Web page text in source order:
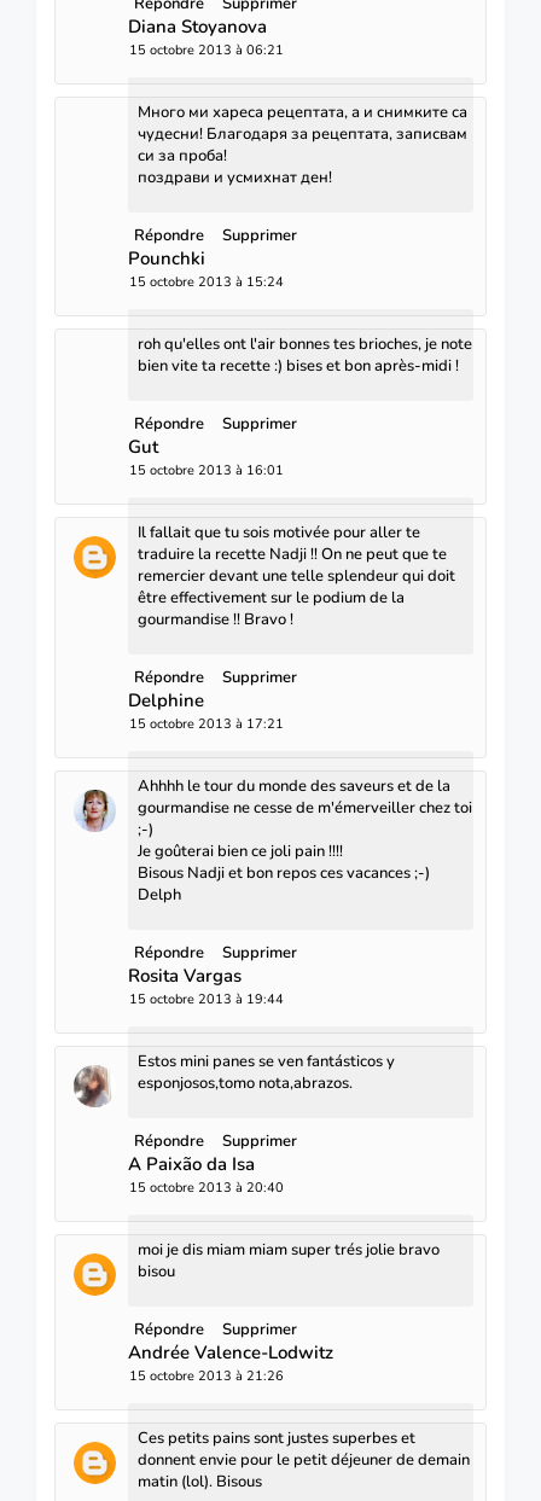
Diana Stoyanova
15 octobre 2013 à 06:21
Много ми хареса рецептата, а и снимките са
чудесни! Благодаря за рецептата, записвам
си за проба!
поздрави и усмихнат ден!
Répondre Supprimer
Pounchki
15 octobre 2013 à 15:24
roh qu'elles ont l'air bonnes tes brioches, je note
bien vite ta recette :) bises et bon après-midi !
Répondre Supprimer
Gut
15 octobre 2013 à 16:01
Il fallait que tu sois motivée pour aller te
traduire la recette Nadji !! On ne peut que te
remercier devant une telle splendeur qui doit
être effectivement sur le podium de la
gourmandise !! Bravo !
Répondre Supprimer
Delphine
15 octobre 2013 à 17:21
Ahhhh le tour du monde des saveurs et de la
gourmandise ne cesse de m'émerveiller chez toi
;-)
Je goûterai bien ce joli pain !!!!
Bisous Nadji et bon repos ces vacances ;-)
Delph
Répondre Supprimer
Rosita Vargas
15 octobre 2013 à 19:44
Estos mini panes se ven fantásticos y
esponjosos,tomo nota,abrazos.
Répondre Supprimer
A Paixão da Isa
15 octobre 2013 à 20:40
moi je dis miam miam super trés jolie bravo
bisou
Répondre Supprimer
Andrée Valence-Lodwitz
15 octobre 2013 à 21:26
Ces petits pains sont justes superbes et
donnent envie pour le petit déjeuner de demain
matin (lol). Bisous